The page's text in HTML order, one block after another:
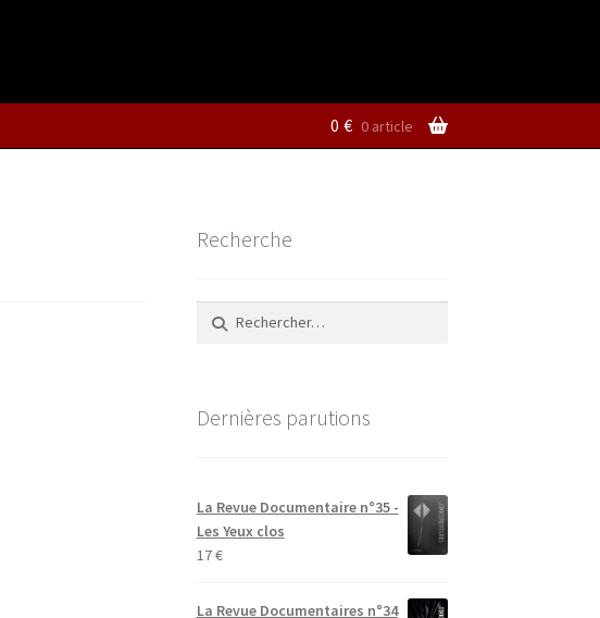
0 € 0 article
Recherche
Rechercher :
Dernières parutions
La Revue Documentaire n°35 -
Les Yeux clos
17€
La Revue Documentaires n°34